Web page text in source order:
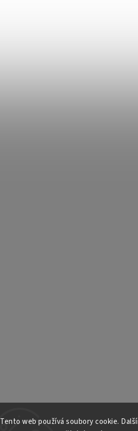
Tento web používá soubory cookie.